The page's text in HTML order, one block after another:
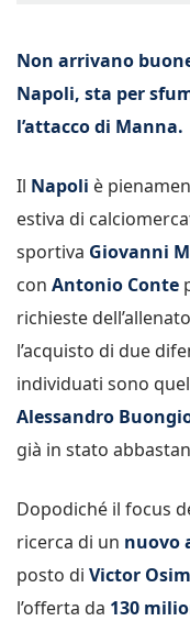
Non arrivano
Napoli, sta per
l’attacco di Manna.
Il Napoli è
estiva di
sportiva Giovanni
con Antonio Conte
richieste
l’acquisto di due
individuati sono
Alessandro
già in stato
Dopodiché il focus
ricerca di un nuovo
posto di Victor
l’offerta da 130